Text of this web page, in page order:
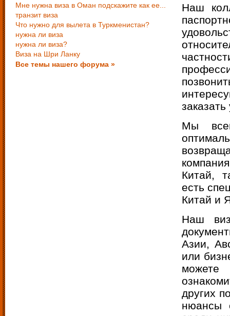
Мне нужна виза в Оман подскажите как ее...
транзит виза
Что нужно для вылета в Туркменистан?
нужна ли виза
нужна ли виза?
Виза на Шри Ланку
Все темы нашего форума »
Наш
Мы
Китай,
есть
Китай и
Наш
Азии,
или
можете
других
нюансы